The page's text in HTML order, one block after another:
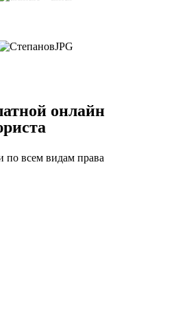
онлайн
по всем видам права